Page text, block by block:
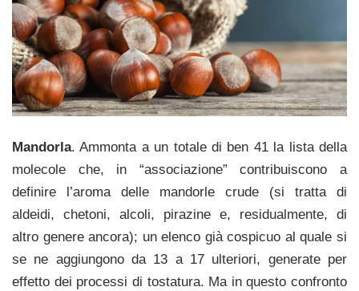
Mandorla. Ammonta a un totale di ben 41 la lista della
molecole che, in “associazione” contribuiscono a
definire l’aroma delle mandorle crude (si tratta di
aldeidi, chetoni, alcoli, pirazine e, residualmente, di
altro genere ancora); un elenco già cospicuo al quale si
se ne aggiungono da 13 a 17 ulteriori, generate per
effetto dei processi di tostatura. Ma in questo confronto